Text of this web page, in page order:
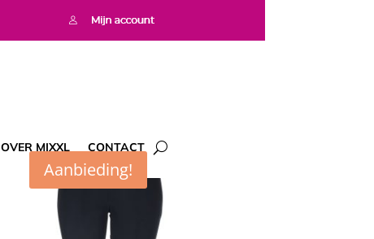
OVER MIXXL CONTACT
Aanbieding!